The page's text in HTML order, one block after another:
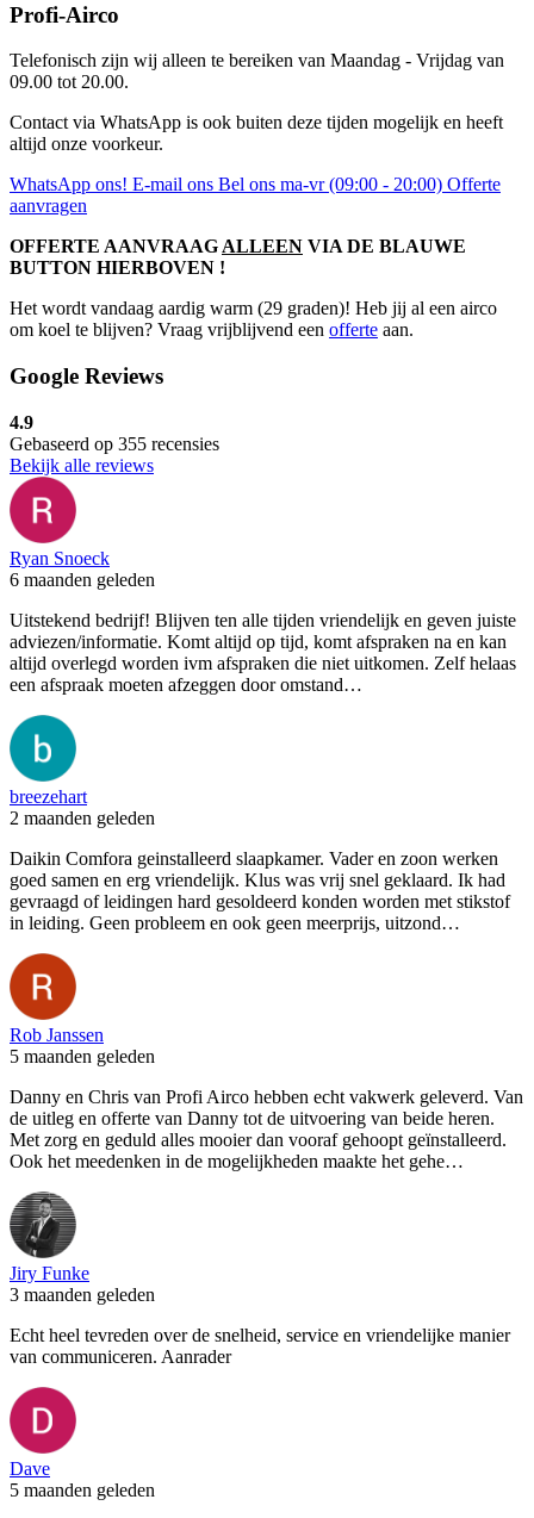
Profi-Airco
Telefonisch zijn wij alleen te bereiken van Maandag - Vrijdag van
09.00 tot 20.00.
Contact via WhatsApp is ook buiten deze tijden mogelijk en heeft
altijd onze voorkeur.
WhatsApp ons! E-mail ons Bel ons ma-vr (09:00 - 20:00) Offerte
aanvragen
OFFERTE AANVRAAG ALLEEN VIA DE BLAUWE
BUTTON HIERBOVEN !
Het wordt vandaag aardig warm (29 graden)! Heb jij al een airco
om koel te blijven? Vraag vrijblijvend een offerte aan.
Google Reviews
4.9
Gebaseerd op 355 recensies
Bekijk alle reviews
Ryan Snoeck
6 maanden geleden
Uitstekend bedrijf! Blijven ten alle tijden vriendelijk en geven juiste
adviezen/informatie. Komt altijd op tijd, komt afspraken na en kan
altijd overlegd worden ivm afspraken die niet uitkomen. Zelf helaas
een afspraak moeten afzeggen door omstand…
breezehart
2 maanden geleden
Daikin Comfora geinstalleerd slaapkamer. Vader en zoon werken
goed samen en erg vriendelijk. Klus was vrij snel geklaard. Ik had
gevraagd of leidingen hard gesoldeerd konden worden met stikstof
in leiding. Geen probleem en ook geen meerprijs, uitzond…
Rob Janssen
5 maanden geleden
Danny en Chris van Profi Airco hebben echt vakwerk geleverd. Van
de uitleg en offerte van Danny tot de uitvoering van beide heren.
Met zorg en geduld alles mooier dan vooraf gehoopt geïnstalleerd.
Ook het meedenken in de mogelijkheden maakte het gehe…
Jiry Funke
3 maanden geleden
Echt heel tevreden over de snelheid, service en vriendelijke manier
van communiceren. Aanrader
Dave
5 maanden geleden